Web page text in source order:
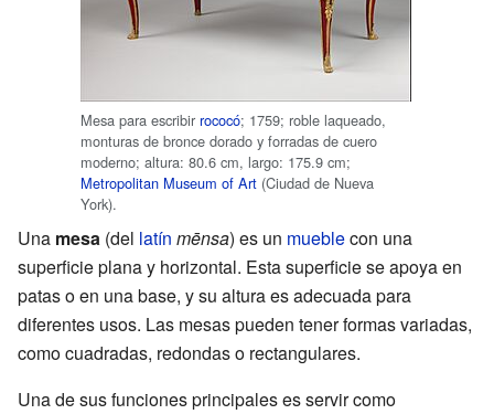
Mesa para escribir rococó; 1759; roble laqueado,
monturas de bronce dorado y forradas de cuero
moderno; altura: 80.6 cm, largo: 175.9 cm;
Metropolitan Museum of Art (Ciudad de Nueva
York).
Una mesa (del latín mēnsa) es un mueblecon una
superficie plana y horizontal. Esta superficie se apoya en
patas o en una base, y su altura es adecuada para
diferentes usos. Las mesas pueden tener formas variadas,
como cuadradas, redondas o rectangulares.
Una de sus funciones principales es servir como